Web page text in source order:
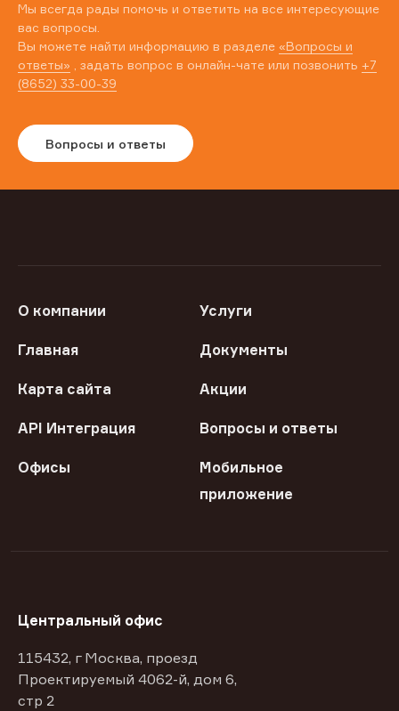
Мы всегда рады помочь и ответить на все интересующие
вас вопросы.
Вы можете найти информацию в разделе «Вопросы и
ответы» , задать вопрос в онлайн-чате или позвонить +7
(8652) 33-00-39
Вопросы и ответы
О компании Услуги
Главная Документы
Карта сайта Акции
API Интеграция Вопросы и ответы
Офисы
Мобильное
приложение
Центральный офис
115432, г Москва, проезд
Проектируемый 4062-й, дом 6,
стр 2